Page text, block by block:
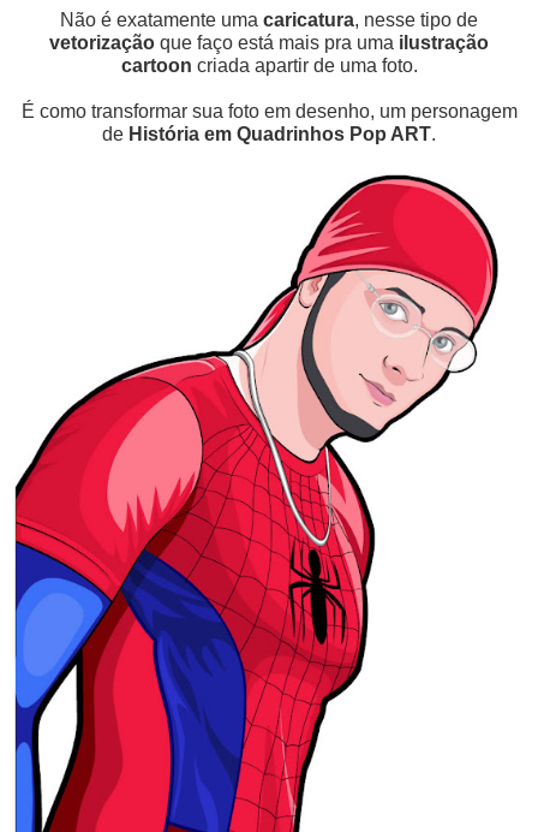
Não é exatamente uma caricatura, nesse tipo de
vetorização que faço está mais pra uma ilustração
cartoon criada apartir de uma foto.
É como transformar sua foto em desenho, um personagem
de História em Quadrinhos Pop ART.